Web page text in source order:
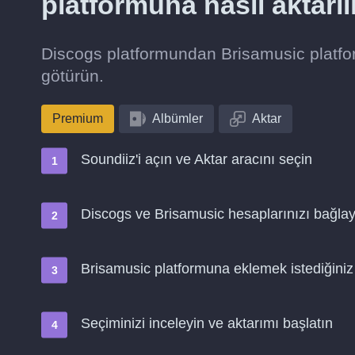
Discogs platformundan Brisamusic
götürün.
Premium Albümler Aktar
Soundiiz'i açın ve Aktar aracını seçin
Discogs ve Brisamusic hesaplarınızı
Brisamusic platformuna eklemek istediğiniz
Seçiminizi inceleyin ve aktarımı başlatın